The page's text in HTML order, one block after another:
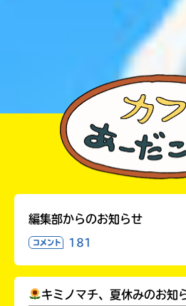
編集部からのお知らせ
コメント 181
キミノマチ、夏休みのお知